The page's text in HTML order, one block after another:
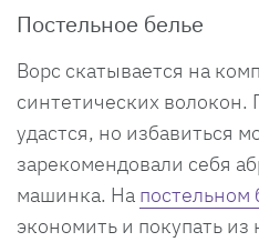
Постельное белье
Ворс скатывается на
синтетических волокон.
удастся, но избавиться
зарекомендовали себя
машинка. На постельном
экономить и покупать из